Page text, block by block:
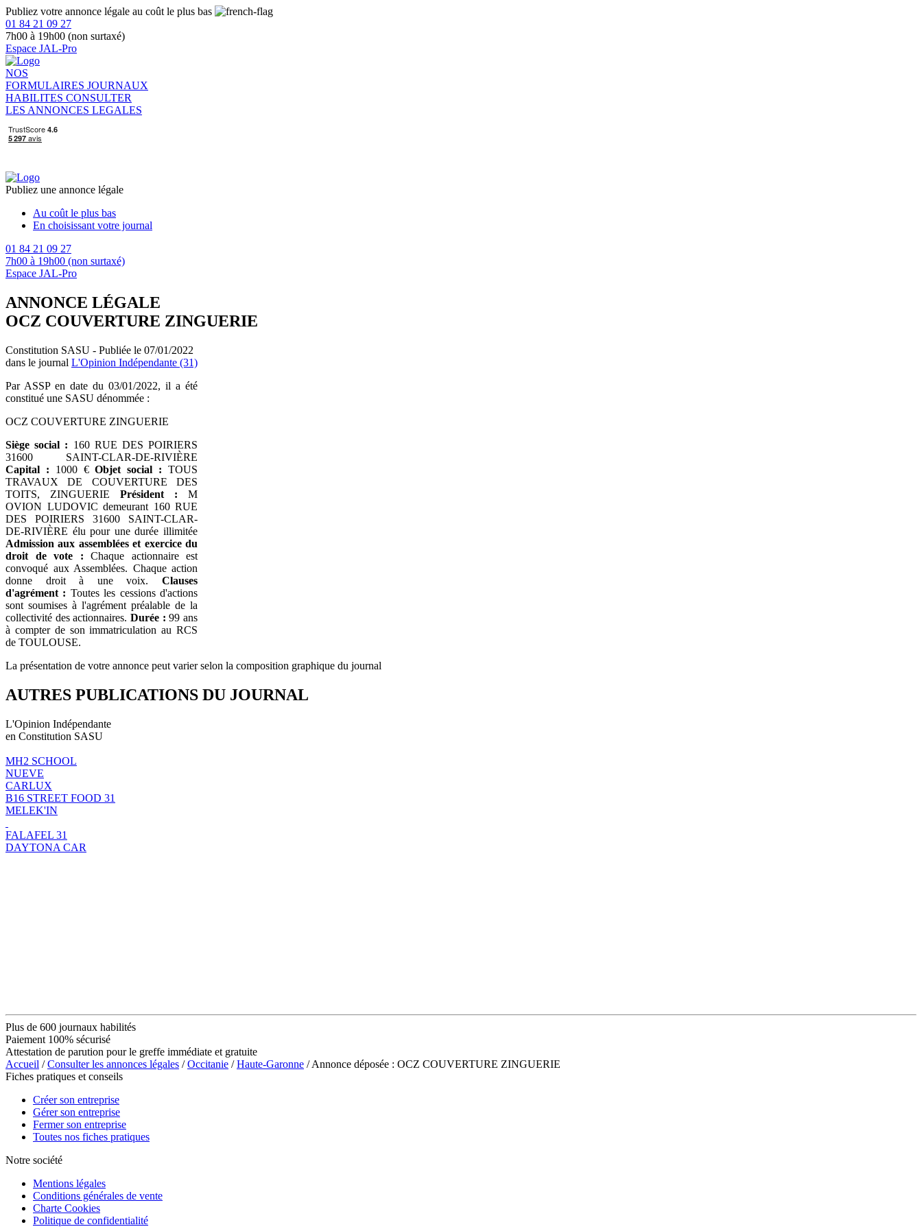
Publiez votre annonce légale au coût le plus bas
01 84 21 09 27
7h00 à 19h00 (non surtaxé)
Espace JAL-Pro
NOS
FORMULAIRES JOURNAUX
HABILITES CONSULTER
LES ANNONCES LEGALES
Publiez une annonce légale
Au coût le plus bas
En choisissant votre journal
01 84 21 09 27
7h00 à 19h00 (non surtaxé)
Espace JAL-Pro
ANNONCE LÉGALE
OCZ COUVERTURE ZINGUERIE
Constitution SASU - Publiée le 07/01/2022
dans le journal L'Opinion Indépendante (31)
Par ASSP en date du 03/01/2022, il a été
constitué une SASU dénommée :
OCZ COUVERTURE ZINGUERIE
Siège social : 160 RUE DES POIRIERS
31600 SAINT-CLAR-DE-RIVIÈRE
Capital : 1000 €Objet social : TOUS
TRAVAUX DE COUVERTURE DES
TOITS, ZINGUERIE Président : M
OVION LUDOVIC demeurant 160 RUE
DES POIRIERS 31600 SAINT-CLAR-
DE-RIVIÈRE élu pour une durée illimitée
Admission aux assemblées et exercice du
droit de vote : Chaque actionnaire est
convoqué aux Assemblées. Chaque action
donne droit à une voix. Clauses
d'agrément : Toutes les cessions d'actions
sont soumises à l'agrément préalable de la
collectivité des actionnaires. Durée : 99 ans
à compter de son immatriculation au RCS
de TOULOUSE.
La présentation de votre annonce peut varier selon la composition graphique du journal
AUTRES PUBLICATIONS DU JOURNAL
L'Opinion Indépendante
en Constitution SASU
MH2 SCHOOL
NUEVE
CARLUX
B16 STREET FOOD 31
MELEK'IN
FALAFEL 31
DAYTONA CAR
Plus de 600 journaux habilités
Paiement 100% sécurisé
Attestation de parution pour le greffe immédiate et gratuite
Accueil /Consulter les annonces légales /Occitanie /Haute-Garonne / Annonce déposée : OCZ COUVERTURE ZINGUERIE
Fiches pratiques et conseils
Créer son entreprise
Gérer son entreprise
Fermer son entreprise
Toutes nos fiches pratiques
Notre société
Mentions légales
Conditions générales de vente
Charte Cookies
Politique de confidentialité